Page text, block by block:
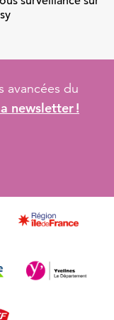
avancées du
newsletter !